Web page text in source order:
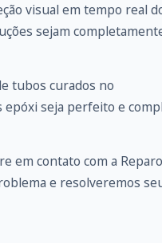
visual em tempo real
sejam
tubos curados no
seja perfeito e
em contato com a
e resolveremos